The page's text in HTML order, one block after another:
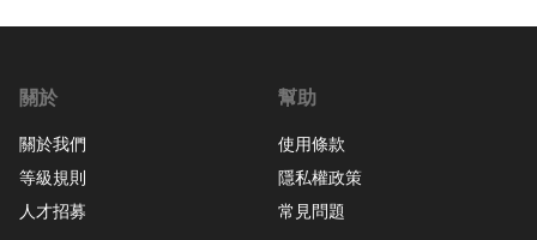
關於
關於我們
等級規則
人才招募
幫助
使用條款
隱私權政策
常見問題